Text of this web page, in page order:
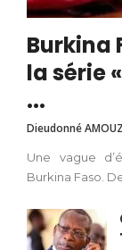
Burkina
la série
...
Dieudonné
Une vague
Burkina Faso.